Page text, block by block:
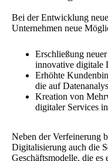
Bei der Entwicklung
Unternehmen neue
Erschließung
innovative digitale
Erhöhte
die auf
Kreation von
digitaler Services
Neben der Verfeinerung
Digitalisierung auch die
Geschäftsmodelle, die